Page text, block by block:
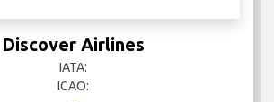
Discover Airlines
IATA:
ICAO: